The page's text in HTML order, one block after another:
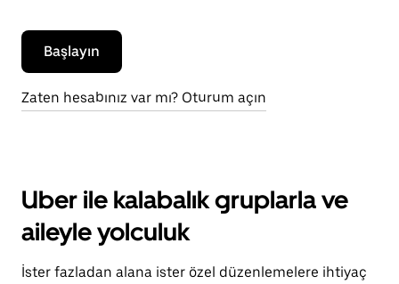
Başlayın
Zaten hesabınız var mı? Oturum açın
Uber ile kalabalık gruplarla ve
aileyle yolculuk
İster fazladan alana ister özel düzenlemelere ihtiyaç